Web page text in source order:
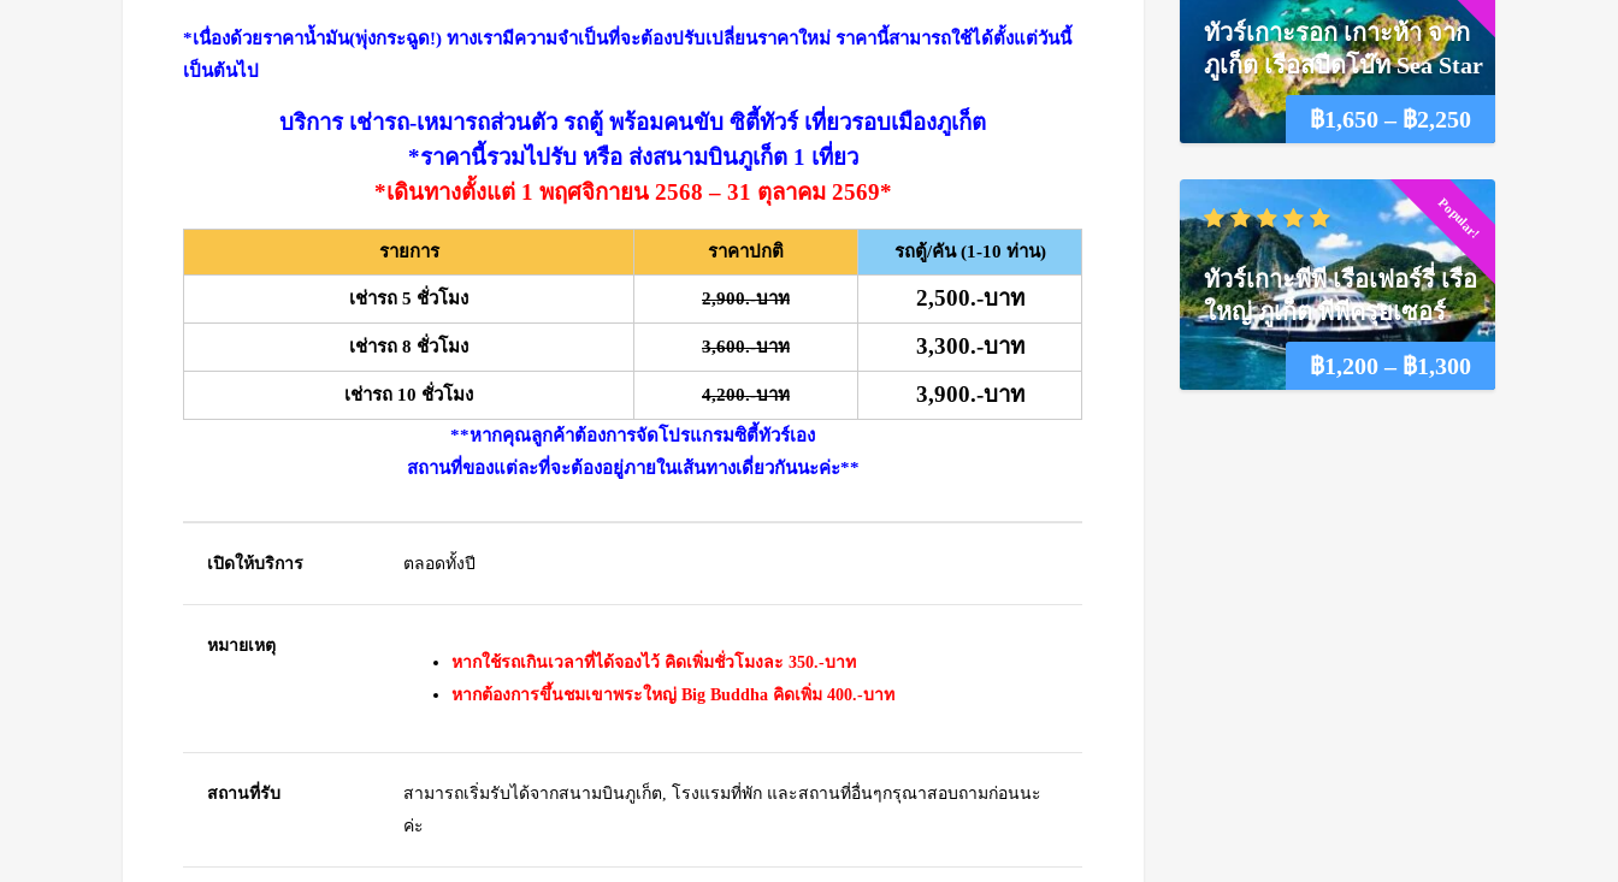
*เนื่องด้วยราคาน้ำมัน(พุ่งกระฉูด!) ทางเรามีความจำเป็นที่จะต้องปรับเปลี่ยนราคาใหม่ ราคานี้สามารถใช้ได้ตั้งแต่วันนี้
เป็นต้นไป
บริการ เช่ารถ-เหมารถส่วนตัว รถตู้ พร้อมคนขับ ซิตี้ทัวร์ เที่ยวรอบเมืองภูเก็ต
*ราคานี้รวมไปรับ หรือ ส่งสนามบินภูเก็ต 1 เที่ยว
*เดินทางตั้งแต่ 1 พฤศจิกายน 2568 – 31 ตุลาคม 2569*
รายการ ราคาปกติ รถตู้/คัน (1-10 ท่าน)
เช่ารถ 5 ชั่วโมง 2,900.-บาท 2,500.-บาท
เช่ารถ 8 ชั่วโมง 3,600.-บาท 3,300.-บาท
เช่ารถ 10 ชั่วโมง 4,200.-บาท 3,900.-บาท
**หากคุณลูกค้าต้องการจัดโปรแกรมซิตี้ทัวร์เอง
สถานที่ของแต่ละที่จะต้องอยู่ภายในเส้นทางเดี่ยวกันนะค่ะ**
เปิดให้บริการ ตลอดทั้งปี
หมายเหตุ
หากใช้รถเกินเวลาที่ได้จองไว้ คิดเพิ่มชั่วโมงละ 350.-บาท
หากต้องการขึ้นชมเขาพระใหญ่ Big Buddha คิดเพิ่ม 400.-บาท
สถานที่รับ
สามารถเริ่มรับได้จากสนามบินภูเก็ต, โรงแรมที่พัก และสถานที่อื่นๆกรุณาสอบถามก่อนนะ
ค่ะ
through
฿2,100
฿1,650 – ฿2,250Price
฿1,650
through
฿2,250
ทัวร์เกาะรอก เกาะห้า จาก
ภูเก็ต เรือสปีดโบ๊ท Sea Star
Popular!
฿1,200 – ฿1,300Price
ทัวร์เกาะพีพี เรือเฟอร์รี่ เรือ
ใหญ่ ภูเก็ต พีพีครุยเซอร์